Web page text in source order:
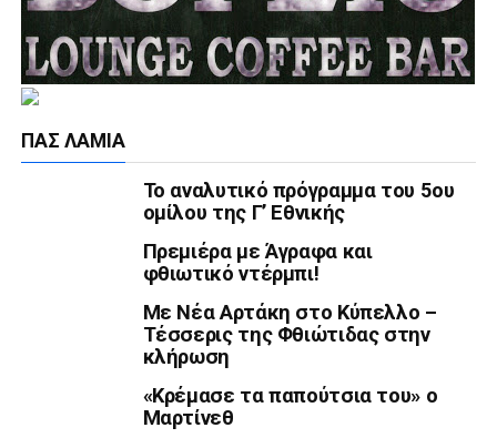
ΠΑΣ ΛΑΜΊΑ
Το αναλυτικό πρόγραμμα του 5ου
ομίλου της Γ’ Εθνικής
Πρεμιέρα με Άγραφα και
φθιωτικό ντέρμπι!
Με Νέα Αρτάκη στο Κύπελλο –
Τέσσερις της Φθιώτιδας στην
κλήρωση
«Κρέμασε τα παπούτσια του» ο
Μαρτίνεθ